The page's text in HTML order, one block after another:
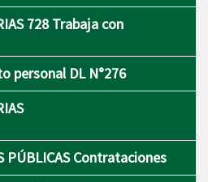
728 Trabaja con
personal DL N°276
PÚBLICAS Contrataciones